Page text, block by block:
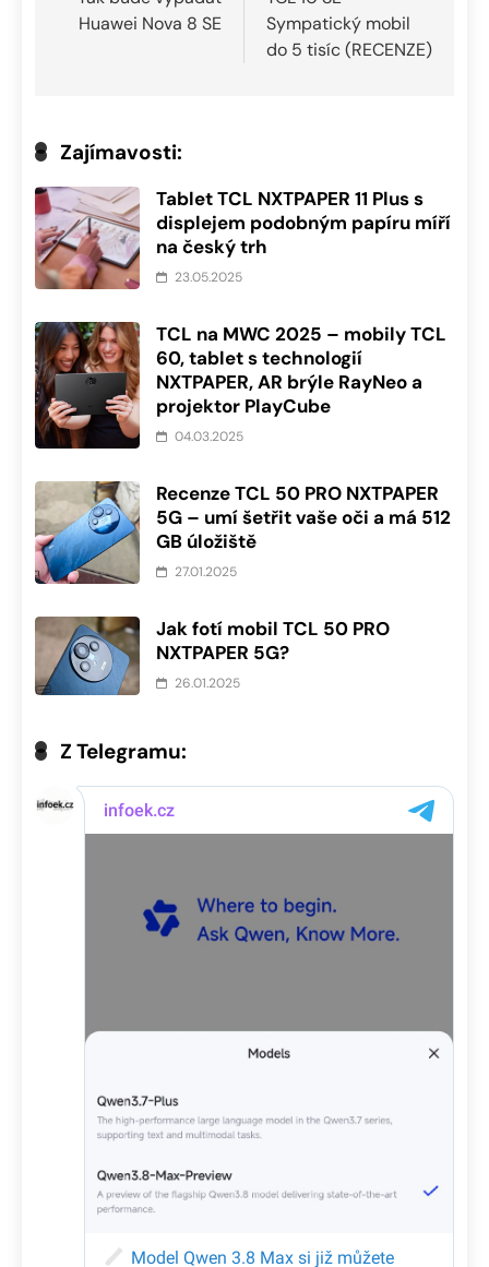
příspěvek
Huawei Nova 8 SE
Sympatický mobil
do 5 tisíc (RECENZE)
Zajímavosti:
Tablet TCL NXTPAPER 11 Plus s
displejem podobným papíru míří
na český trh
23.05.2025
TCL na MWC 2025 – mobily TCL
60, tablet s technologií
NXTPAPER, AR brýle RayNeo a
projektor PlayCube
04.03.2025
Recenze TCL 50 PRO NXTPAPER
5G – umí šetřit vaše oči a má 512
GB úložiště
27.01.2025
Jak fotí mobil TCL 50 PRO
NXTPAPER 5G?
26.01.2025
Z Telegramu: